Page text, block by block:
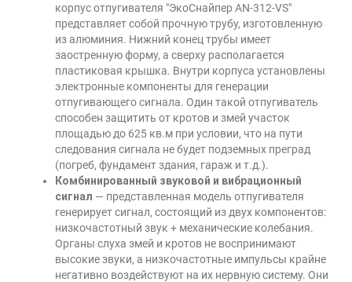
корпус отпугивателя "ЭкоСнайпер AN-312-VS"
представляет собой прочную трубу, изготовленную
из алюминия. Нижний конец трубы имеет
заостренную форму, а сверху располагается
пластиковая крышка. Внутри корпуса установлены
электронные компоненты для генерации
отпугивающего сигнала. Один такой отпугиватель
способен защитить от кротов и змей участок
площадью до 625 кв.м при условии, что на пути
следования сигнала не будет подземных преград
(погреб, фундамент здания, гараж и т.д.).
Комбинированный звуковой и вибрационный
сигнал — представленная модель отпугивателя
генерирует сигнал, состоящий из двух компонентов:
низкочастотный звук + механические колебания.
Органы слуха змей и кротов не воспринимают
высокие звуки, а низкочастотные импульсы крайне
негативно воздействуют на их нервную систему. Они